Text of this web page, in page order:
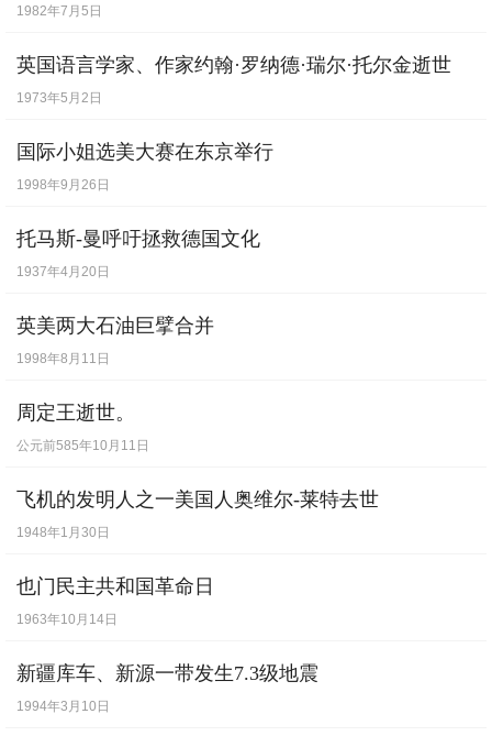
桥梁，宽19.5米，长约2000米。十几年来，
近200万辆。圣水大桥的日通车量高达10.5
万辆。近几年来，各界舆论纷纷指出，汉江
上的16座桥梁已有13座存在着发生大型事故
的隐患，但有关部门却矢口否认，连汉城市
长也认为无重大问题。
检查，并采取切实措施，以防再发生此类惨
祸。
1982年7月5日
英国语言学家、作家约翰·罗纳德·瑞尔·托尔金逝世
1973年5月2日
国际小姐选美大赛在东京举行
1998年9月26日
托马斯-曼呼吁拯救德国文化
1937年4月20日
英美两大石油巨擘合并
1998年8月11日
周定王逝世。
公元前585年10月11日
飞机的发明人之一美国人奥维尔-莱特去世
1948年1月30日
也门民主共和国革命日
1963年10月14日
新疆库车、新源一带发生7.3级地震
1994年3月10日